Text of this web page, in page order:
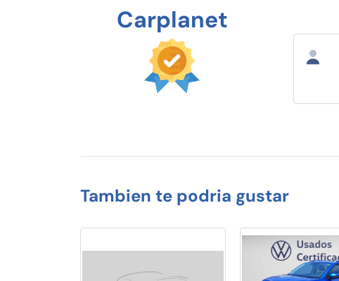
Carplanet
Tambien te podria gustar